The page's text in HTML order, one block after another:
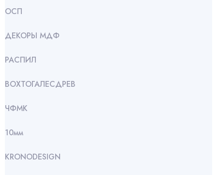
ОСП
ДЕКОРЫ МДФ
РАСПИЛ
ВОХТОГАЛЕСДРЕВ
ЧФМК
10мм
KRONODESIGN